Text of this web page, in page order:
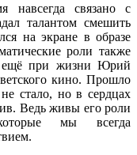
связано с
талантом смешить
на экране в образе
роли также
ещё при жизни Юрий
кино. Прошло
стало, но в сердцах
Ведь живы его роли
мы всегда